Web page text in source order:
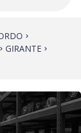
GIRANTE